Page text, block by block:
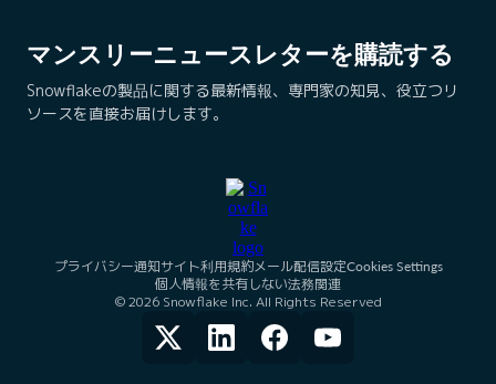
マンスリーニュースレターを購読する
Snowflakeの製品に関する最新情報、専門家の知見、役立つリ
ソースを直接お届けします。
プライバシー通知サイト利用規約メール配信設定Cookies Settings
個人情報を共有しない法務関連
© 2026 Snowflake Inc. All Rights Reserved